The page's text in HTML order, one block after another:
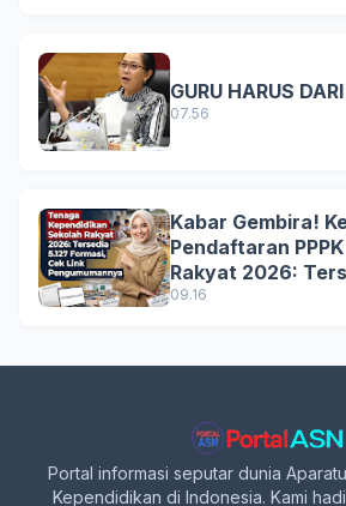
GURU HARUS
07.56
Kabar Gembira!
Pendaftaran
Rakyat 2026:
Formasi, Simak
09.16
Portal informasi seputar dunia
Kependidikan di Indonesia. Kami